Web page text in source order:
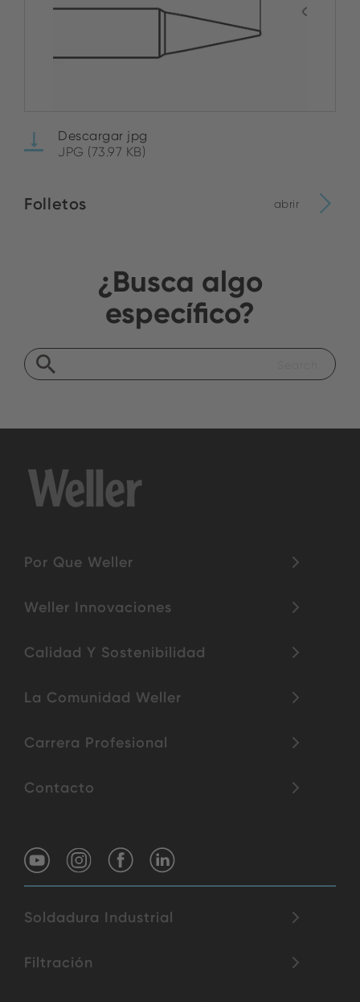
Descargar jpg
JPG (73.97 KB)
Folletos abrir
¿Busca algo
específico?
Por Que Weller
Weller Innovaciones
Calidad Y Sostenibilidad
La Comunidad Weller
Carrera Profesional
Contacto
Soldadura Industrial
Filtración